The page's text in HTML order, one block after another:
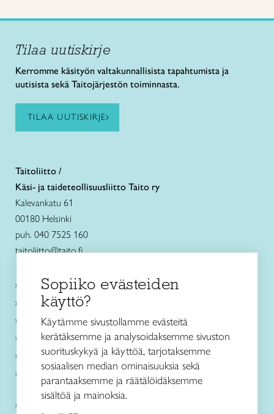
Tilaa uutiskirje
Kerromme käsityön valtakunnallisista tapahtumista ja
uutisista sekä Taitojärjestön toiminnasta.
TILAA UUTISKIRJE
Taitoliitto /
Käsi- ja taideteollisuusliitto Taito ry
Kalevankatu 61
00180 Helsinki
puh. 040 7525 160
taitoliitto@taito.fi
Käsityökurssit ja koulutus
Ajankohtaista
Käsityöohjeet
Me olemme Taito
Paikallinen toiminta
Verkkokaupat
Kirjaudu Arviin
Sopiiko evästeiden
käyttö?
Käytämme sivustollamme evästeitä
kerätäksemme ja analysoidaksemme sivuston
suorituskykyä ja käyttöä, tarjotaksemme
sosiaalisen median ominaisuuksia sekä
parantaaksemme ja räätälöidäksemme
sisältöä ja mainoksia.